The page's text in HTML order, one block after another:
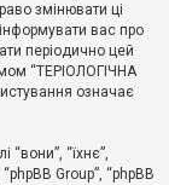
змінювати ці
вас про
періодично цей
“ТЕРІОЛОГІЧНА
означає
“їхнє”,
Group”, “phpBB